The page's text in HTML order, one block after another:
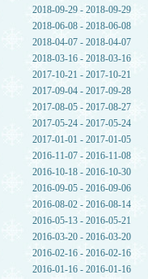
2018-09-29 - 2018-09-29
2018-06-08 - 2018-06-08
2018-04-07 - 2018-04-07
2018-03-16 - 2018-03-16
2017-10-21 - 2017-10-21
2017-09-04 - 2017-09-28
2017-08-05 - 2017-08-27
2017-05-24 - 2017-05-24
2017-01-01 - 2017-01-05
2016-11-07 - 2016-11-08
2016-10-18 - 2016-10-30
2016-09-05 - 2016-09-06
2016-08-02 - 2016-08-14
2016-05-13 - 2016-05-21
2016-03-20 - 2016-03-20
2016-02-16 - 2016-02-16
2016-01-16 - 2016-01-16